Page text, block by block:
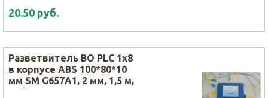
20.50 руб.
Разветвитель ВО PLC 1х8
в корпусе ABS 100*80*10
мм SM G657A1, 2 мм, 1,5 м,
SC/APC